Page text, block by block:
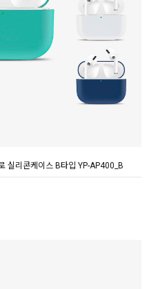
실리콘케이스 B타입 YP-AP400_B